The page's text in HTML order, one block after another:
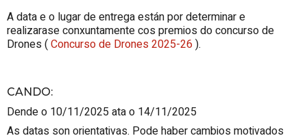
A data e o lugar de entrega están por determinar e
realizarase conxuntamente cos premios do concurso de
Drones (Concurso de Drones 2025-26 ).
CANDO:
Dende o 10/11/2025 ata o 14/11/2025
As datas son orientativas. Pode haber cambios motivados